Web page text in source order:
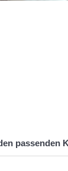
passenden